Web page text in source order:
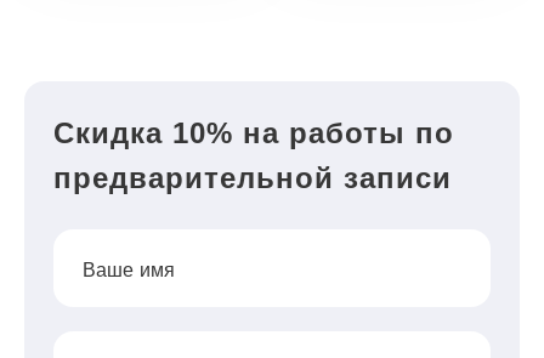
Скидка 10% на работы по
предварительной записи
Ваше имя